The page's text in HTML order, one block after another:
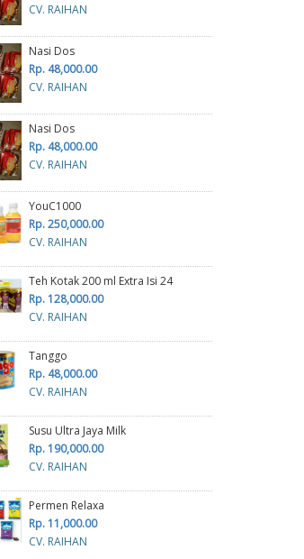
Air Galon
CV. RAIHAN
Nasi Dos
Rp. 48,000.00
CV. RAIHAN
Nasi Dos
Rp. 48,000.00
CV. RAIHAN
YouC1000
Rp. 250,000.00
CV. RAIHAN
Teh Kotak 200 ml Extra Isi 24
Rp. 128,000.00
CV. RAIHAN
Tanggo
Rp. 48,000.00
CV. RAIHAN
Susu Ultra Jaya Milk
Rp. 190,000.00
CV. RAIHAN
Permen Relaxa
Rp. 11,000.00
CV. RAIHAN